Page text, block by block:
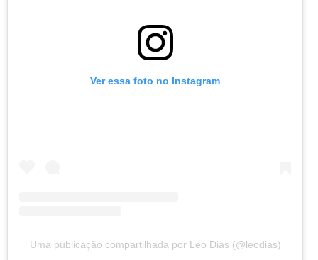
Ver essa foto no Instagram
Uma publicação compartilhada por Leo Dias (@leodias)